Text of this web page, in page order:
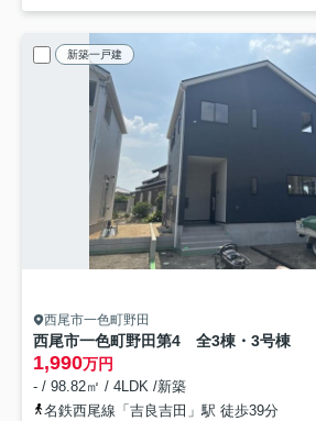
新築一戸建
西尾市一色町野田
西尾市一色町野田第4 全3棟・3号棟
1,990万円
- / 98.82㎡ / 4LDK /新築
名鉄西尾線「吉良吉田」駅 徒歩39分